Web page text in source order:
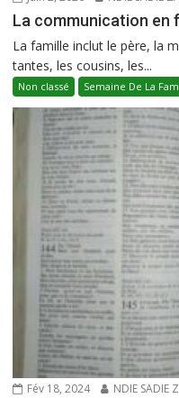
La communication en
La famille inclut le père, la
tantes, les cousins, les...
Non classé Semaine De La
Fév 18, 2024 NDIE SADIE